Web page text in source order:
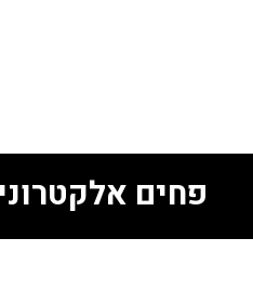
פחים